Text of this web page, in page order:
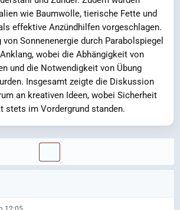
wie Baumwolle, tierische Fette und
effektive Anzündhilfen vorgeschlagen.
Sonnenenergie durch Parabolspiegel
wobei die Abhängigkeit von
und die Notwendigkeit von Übung
Insgesamt zeigte die Diskussion
an kreativen Ideen, wobei Sicherheit
stets im Vordergrund standen.